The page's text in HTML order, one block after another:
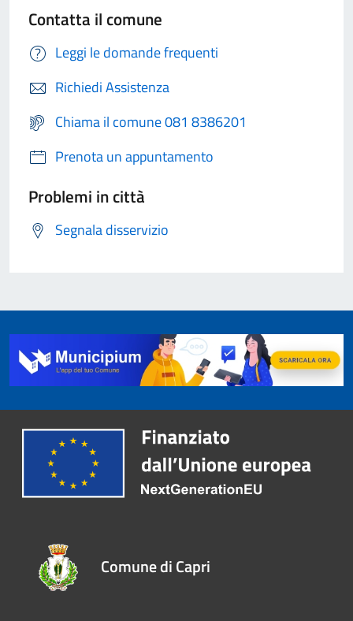
Contatta il comune
Leggi le domande frequenti
Richiedi Assistenza
Chiama il comune 081 8386201
Prenota un appuntamento
Problemi in città
Segnala disservizio
Comune di Capri